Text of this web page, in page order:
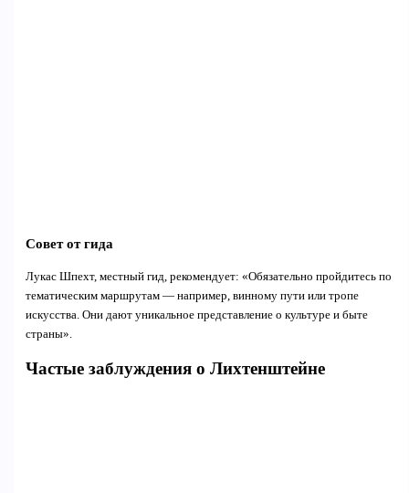
Совет от гида
Лукас Шпехт, местный гид, рекомендует: «Обязательно пройдитесь по
тематическим маршрутам — например, винному пути или тропе
искусства. Они дают уникальное представление о культуре и быте
страны».
Частые заблуждения о Лихтенштейне